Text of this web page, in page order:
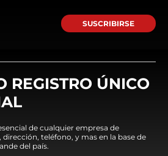
SUSCRIBIRSE
REGISTRO ÚNICO
de cualquier empresa de
teléfono, y mas en la base de
del país.